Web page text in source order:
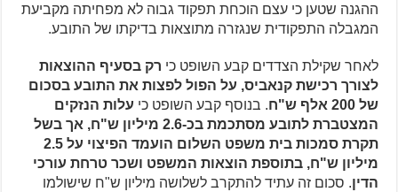
ההגנה שטען כי עצם הוכחת תפקוד גבוה לא מפחיתה מקביעת
המגבלה התפקודית שנגזרה מתוצאות בדיקתו של התובע.
לאחר שקילת הצדדים קבע השופט כי רק בסעיף ההוצאות
לצורך רכישת קנאביס, על הפול לפצות את התובע בסכום
של 200 אלף ש"ח
. בנוסף קבע השופט כי עלות הנזקים
המצטברת לתובע מסתכמת בכ-2.6 מיליון ש"ח, אך בשל
תקרת סמכות בית משפט השלום הועמד הפיצוי על 2.5
מיליון ש"ח, בתוספת הוצאות המשפט ושכר טרחת עורכי
הדין. סכום זה עתיד להתקרב לשלושה מיליון ש"ח שישולמו